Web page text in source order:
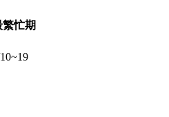
繁忙期